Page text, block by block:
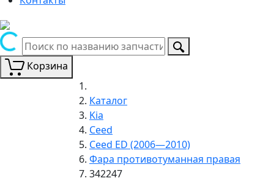
Корзина
Каталог
Kia
Ceed
Ceed ED (2006—2010)
Фара противотуманная правая
342247